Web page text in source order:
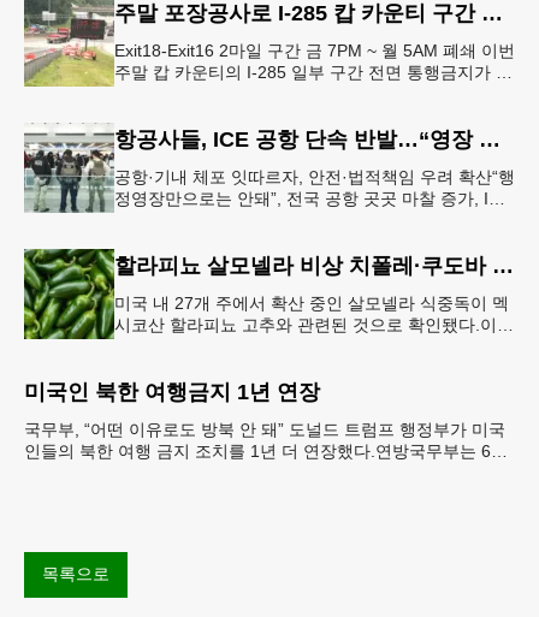
주말 포장공사로 I-285 캅 카운티 구간 통행금지
Exit18-Exit16 2마일 구간 금 7PM ~ 월 5AM 폐쇄 이번
주말 캅 카운티의 I-285 일부 구간 전면 통행금지가 시
항공사들, ICE 공항 단속 반발…“영장 없인 협조 불가”
공항·기내 체포 잇따르자, 안전·법적책임 우려 확산“행
정영장만으로는 안돼”, 전국 공항 곳곳 마찰 증가, ICE
할라피뇨 살모넬라 비상 치폴레·쿠도바 긴급 회수
미국 내 27개 주에서 확산 중인 살모넬라 식중독이 멕
시코산 할라피뇨 고추와 관련된 것으로 확인됐다.이에
미국인 북한 여행금지 1년 연장
국무부, “어떤 이유로도 방북 안 돼” 도널드 트럼프 행정부가 미국
인들의 북한 여행 금지 조치를 1년 더 연장했다.연방국무부는 6일
목록으로